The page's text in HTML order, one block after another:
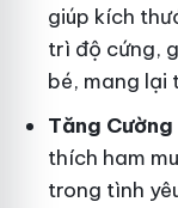
giúp kích
trì độ cứng,
bé, mang lại
Tăng Cường
thích ham
trong tình